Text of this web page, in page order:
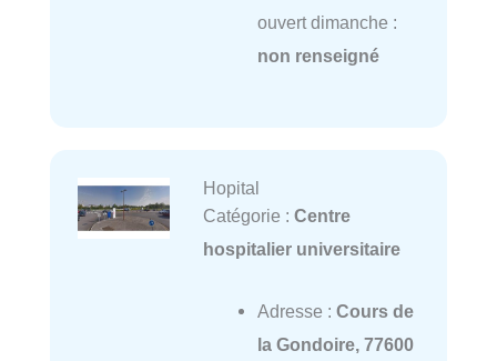
ouvert dimanche :
non renseigné
Hopital
Catégorie : Centre
hospitalier universitaire
Adresse : Cours de
la Gondoire, 77600